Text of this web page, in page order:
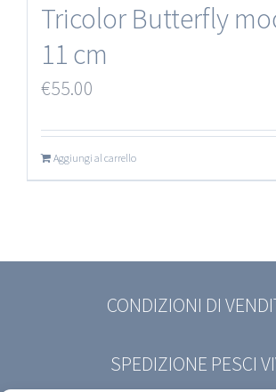
Tricolor Butterfly
11 cm
€55.00
Aggiungi al carrello
CONDIZIONI DI
SPEDIZIONE PESCI